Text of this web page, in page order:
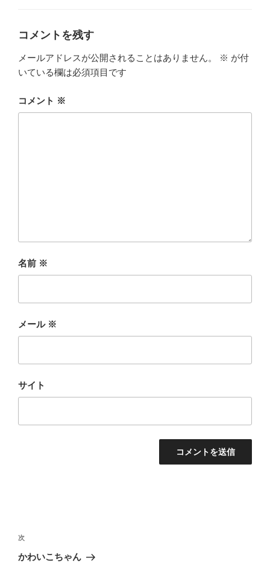
コメントを残す
メールアドレスが公開されることはありません。 ※ が付
いている欄は必須項目です
コメント ※
名前 ※
メール ※
サイト
稿
ナ
次
の
次
かわいこちゃん